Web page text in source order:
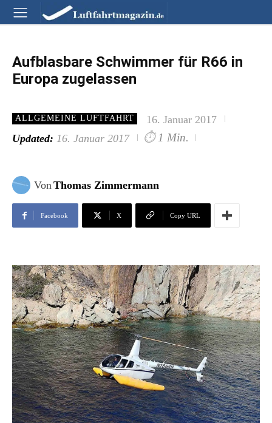
Aufblasbare Schwimmer für R66 in
Europa zugelassen
ALLGEMEINE LUFTFAHRT
16. Januar 2017
Updated: 16. Januar 2017 ⏱ 1 Min.
VonThomas Zimmermann
Facebook X Copy URL